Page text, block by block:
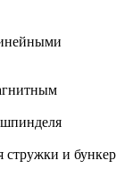
шпинделя
стружки и бункер